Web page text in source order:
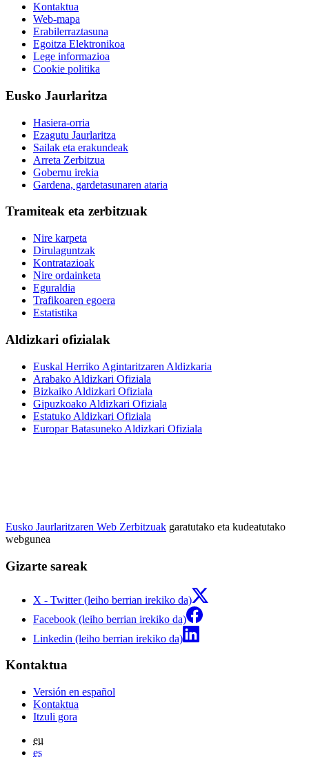
Kontaktua
Web-mapa
Erabilerraztasuna
Egoitza Elektronikoa
Lege informazioa
Cookie politika
Eusko Jaurlaritza
Hasiera-orria
Ezagutu Jaurlaritza
Sailak eta erakundeak
Arreta Zerbitzua
Gobernu irekia
Gardena, gardetasunaren ataria
Tramiteak eta zerbitzuak
Nire karpeta
Dirulaguntzak
Kontratazioak
Nire ordainketa
Eguraldia
Trafikoaren egoera
Estatistika
Aldizkari ofizialak
Euskal Herriko Agintaritzaren Aldizkaria
Arabako Aldizkari Ofiziala
Bizkaiko Aldizkari Ofiziala
Gipuzkoako Aldizkari Ofiziala
Estatuko Aldizkari Ofiziala
Europar Batasuneko Aldizkari Ofiziala
Eusko Jaurlaritzaren Web Zerbitzuak garatutako eta kudeatutako
webgunea
Gizarte sareak
X - Twitter (leiho berrian irekiko da)
Facebook (leiho berrian irekiko da)
Linkedin (leiho berrian irekiko da)
Kontaktua
Versión en español
Kontaktua
Itzuli gora
eu
es